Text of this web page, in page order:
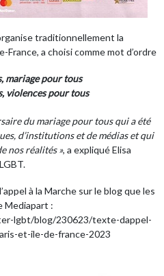
traditionnellement la
a choisi comme mot d’ordre
mariage pour tous
violences pour tous
du mariage pour tous qui a été
d’institutions et de médias et qui
nos réalités », a expliqué Elisa
.
à la Marche sur le blog que les
Mediapart :
lgbt/blog/230623/texte-dappel-
et-ile-de-france-2023